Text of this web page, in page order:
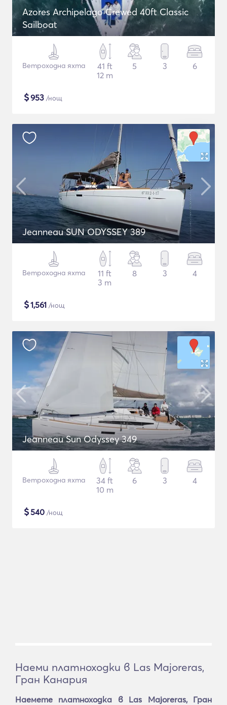
Azores Archipelago Crewed 40ft Classic
Sailboat
Ветроходна яхта
41 ft
12 m
5 3 6
$953 /нощ
Jeanneau SUN ODYSSEY 389
Ветроходна яхта
11 ft
3 m
8 3 4
$1,561 /нощ
Jeanneau Sun Odyssey 349
Ветроходна яхта
34 ft
10 m
6 3 4
$540 /нощ
Наеми платноходки в Las Majoreras,
Гран Канария
Наемете платноходка в Las Majoreras, Гран